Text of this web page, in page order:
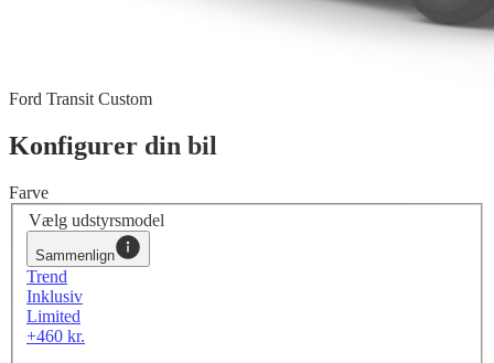
Ford Transit Custom
Konfigurer din bil
Farve
Vælg udstyrsmodel
Sammenlign
Trend
Inklusiv
Limited
+460 kr.